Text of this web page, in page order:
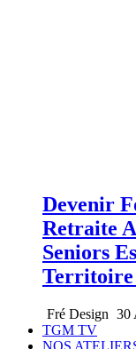
Devenir
Retraite
Seniors
Territoire
Fré Design 30
TGM TV